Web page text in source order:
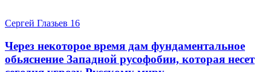
Сергей Глазьев 16
Через некоторое время дам фундаментальное
обьяснение Западной русофобии, которая несет